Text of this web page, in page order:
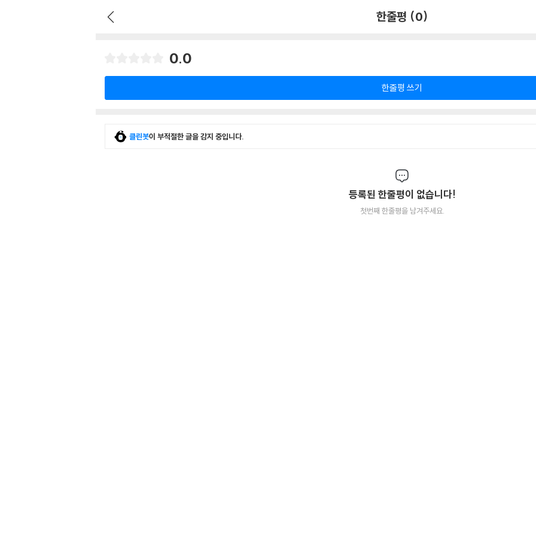
한줄평 (0)
0.0
한줄평 쓰기
클린봇이 부적절한 글을 감지 중입니다.
등록된 한줄평이 없습니다!
첫번째 한줄평을 남겨주세요.